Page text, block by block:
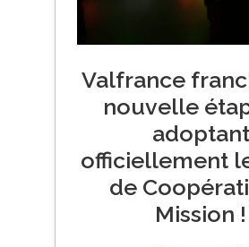
Valfrance
nouvelle
adoptant
officiellement
de
Mission !